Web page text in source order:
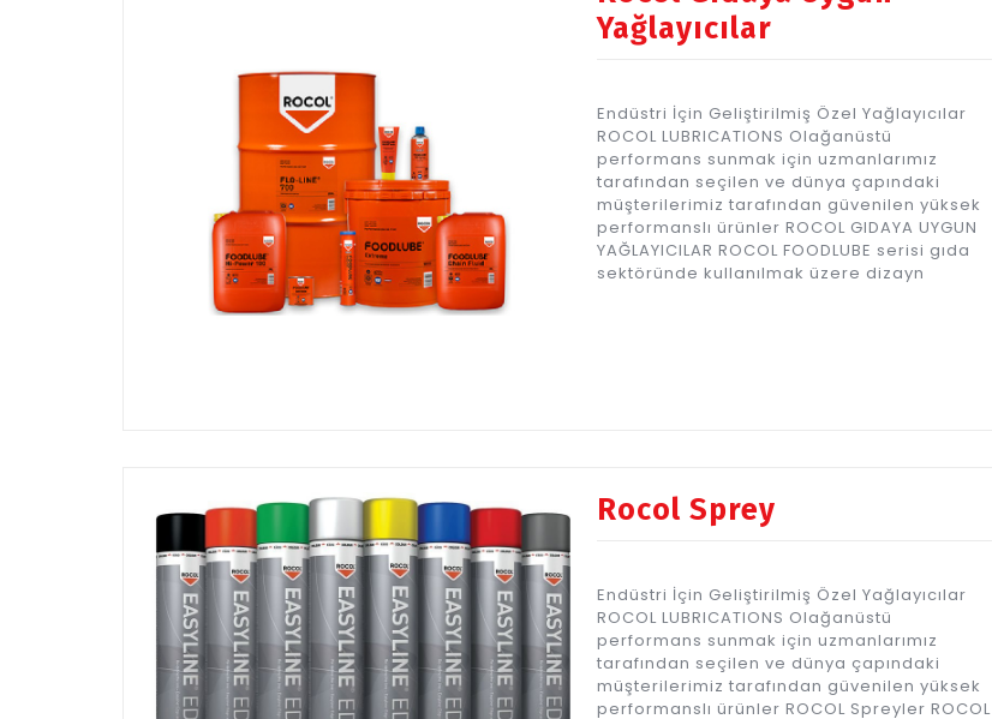
Yağlayıcılar
Endüstri İçin Geliştirilmiş Özel Yağlayıcılar
ROCOL LUBRICATIONS Olağanüstü
performans sunmak için uzmanlarımız
tarafından seçilen ve dünya çapındaki
müşterilerimiz tarafından güvenilen yüksek
performanslı ürünler ROCOL GIDAYA UYGUN
YAĞLAYICILAR ROCOL FOODLUBE serisi gıda
sektöründe kullanılmak üzere dizayn
Rocol Sprey
Endüstri İçin Geliştirilmiş Özel Yağlayıcılar
ROCOL LUBRICATIONS Olağanüstü
performans sunmak için uzmanlarımız
tarafından seçilen ve dünya çapındaki
müşterilerimiz tarafından güvenilen yüksek
performanslı ürünler ROCOL Spreyler ROCOL